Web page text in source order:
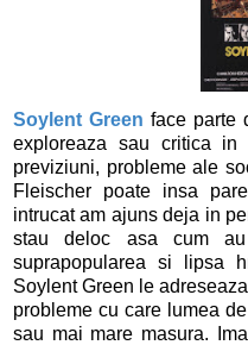
Soylent Green face parte
exploreaza sau critica
previziuni, probleme ale
Fleischer poate insa
intrucat am ajuns deja in
stau deloc asa cum
suprapopularea si lipsa
Soylent Green le
probleme cu care lumea
sau mai mare masura.